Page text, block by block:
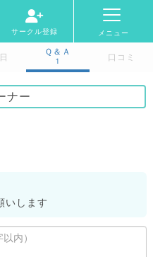
サークル登録 メニュー
Ｑ＆Ａ
1 口コミ
ナー
いします